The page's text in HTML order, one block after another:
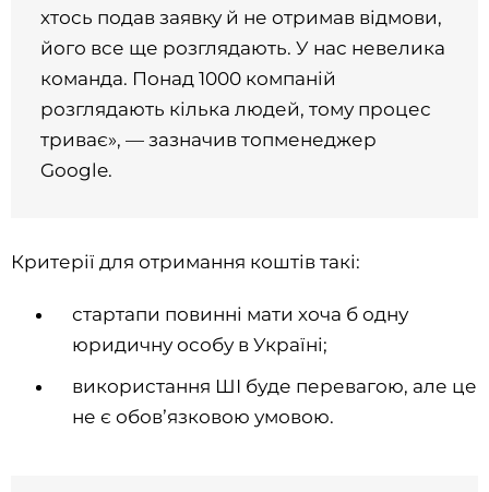
хтось подав заявку й не отримав відмови,
його все ще розглядають. У нас невелика
команда. Понад 1000 компаній
розглядають кілька людей, тому процес
триває», — зазначив топменеджер
Google.
Критерії для отримання коштів такі:
стартапи повинні мати хоча б одну
юридичну особу в Україні;
використання ШІ буде перевагою, але це
не є обовʼязковою умовою.